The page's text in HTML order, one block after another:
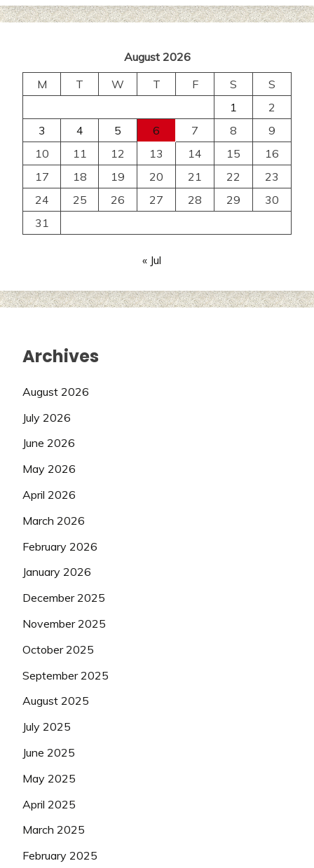
August 2026
M
T W T F S
S
1
2
3
4 5 6 7 8
9
10
11 12 13 14 15
16
17
18 19 20 21 22
23
24
25 26 27 28 29
30
31
« Jul
Archives
August 2026
July 2026
June 2026
May 2026
April 2026
March 2026
February 2026
January 2026
December 2025
November 2025
October 2025
September 2025
August 2025
July 2025
June 2025
May 2025
April 2025
March 2025
February 2025